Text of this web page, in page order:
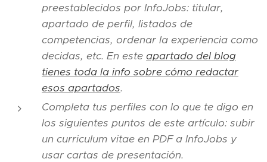
preestablecidos por InfoJobs: titular,
apartado de perfil, listados de
competencias, ordenar la experiencia como
decidas, etc. En este apartado del blog
tienes toda la info sobre cómo redactar
esos apartados.
Completa tus perfiles con lo que te digo en
los siguientes puntos de este artículo: subir
un curriculum vitae en PDF a InfoJobs y
usar cartas de presentación.